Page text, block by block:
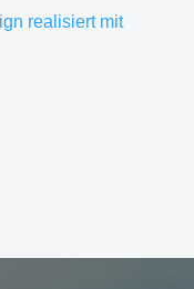
realisiert mit